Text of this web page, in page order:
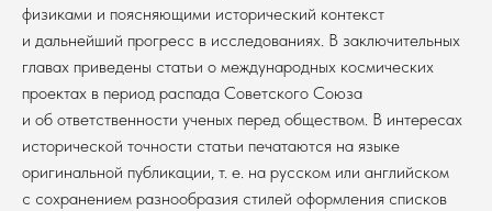
физиками и поясняющими исторический контекст
и дальнейший прогресс в исследованиях. В заключительных
главах приведены статьи о международных космических
проектах в период распада Советского Союза
и об ответственности ученых перед обществом. В интересах
исторической точности статьи печатаются на языке
оригинальной публикации, т. е. на русском или английском
с сохранением разнообразия стилей оформления списков